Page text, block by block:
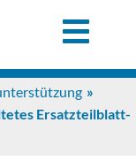
Ersatzteilblatt-